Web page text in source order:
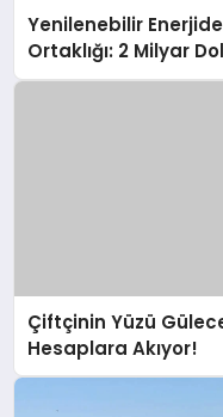
Yenilenebilir
Ortaklığı: 2 Milyar
Çiftçinin Yüzü
Hesaplara Akıyor!